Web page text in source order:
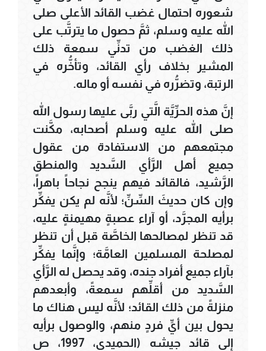
شعوره احتمال غضب القائد الأعلى صلى
الله عليه وسلم، ثمَّ حصول ما يترتَّب على
ذلك الغضب من تدنِّي سمعة ذلك
المشير بخلاف رأي القائد، وتأخُّره في
الرتبة، وتضرُّره في نفسه أو ماله.
إنَّ هذه الحرِّيَّة الَّتي ربَّى عليها رسول الله
صلى الله عليه وسلم أصحابه، مكَّنت
مجتمعهم من الاستفادة من عقول
جميع أهل الرَّأي السَّديد والمنطق
الرَّشيد، فالقائد فيهم ينجح نجاحاً باهراً،
وإن كان حديثَ السِّنِّ؛ لأنَّه لم يكن يفكِّر
برأيه المجرَّد، أو آراء عصبةٍ مهيمنةٍ عليه،
قد تنظر لمصالحها الخاصَّة قبل أن تنظر
لمصلحة المسلمين العامَّة؛ وإنَّما يفكِّر
بآراء جميع أفراد جنده، وقد يحصل له الرَّأي
السَّديد من أقلِّهم سمعةً، وأبعدهم
منزلةً من ذلك القائد؛ لأنَّه ليس هناك ما
يحول بين أيِّ فردٍ منهم، والوصول برأيه
إلى قائد جيشه (الحميدي، 1997، ص